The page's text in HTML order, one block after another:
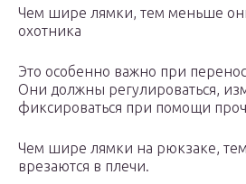
Чем шире лямки, тем меньше
охотника
Это особенно важно при
Они должны регулироваться,
фиксироваться при помощи
Чем шире лямки на рюкзаке,
врезаются в плечи.